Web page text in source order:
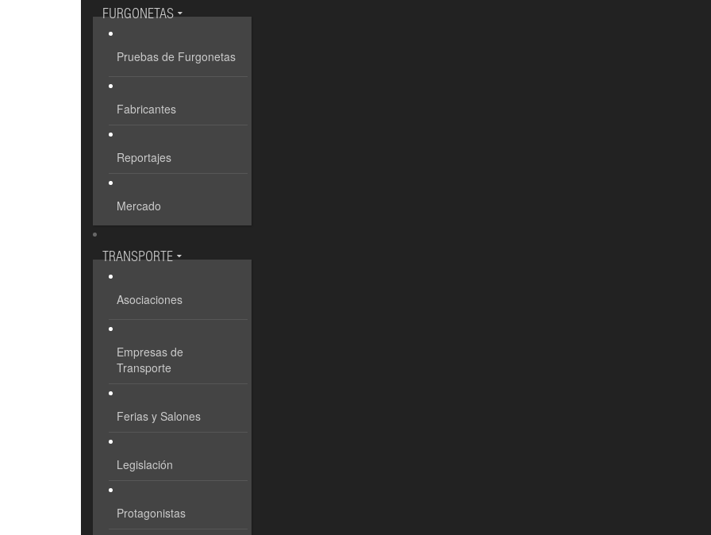
FURGONETAS
Pruebas de Furgonetas
Fabricantes
Reportajes
Mercado
TRANSPORTE
Asociaciones
Empresas de
Transporte
Ferias y Salones
Legislación
Protagonistas